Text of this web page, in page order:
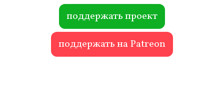
ok r
поддержать проект
поддержать на Patreon